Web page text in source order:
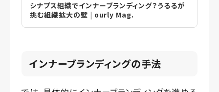
シナプス組織でインナーブランディング？うるるが
挑む組織拡大の壁 | ourly Mag.
インナーブランディングの手法